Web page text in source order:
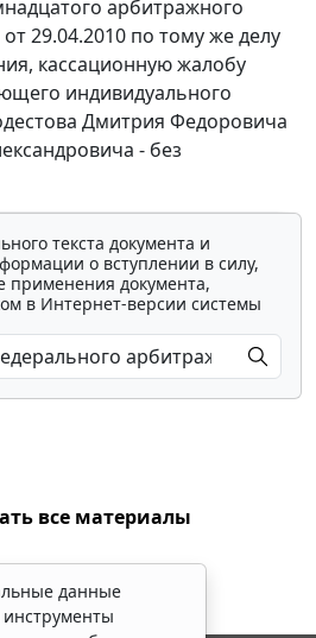
арбитражного
29.04.2010 по тому же делу
кассационную жалобу
индивидуального
Дмитрия Федоровича
- без
текста документа и
о вступлении в силу,
применения документа,
в Интернет-версии системы
все материалы
данные